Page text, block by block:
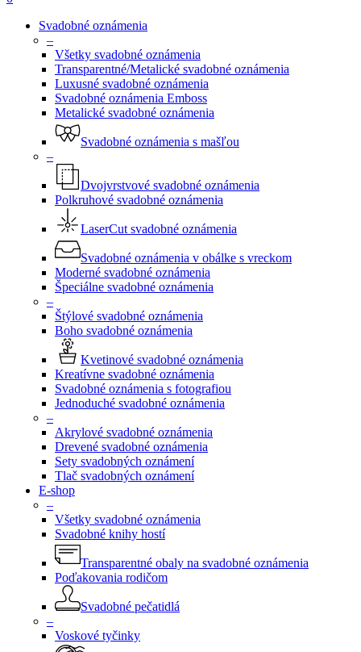
Svadobné oznámenia
–
Všetky svadobné oznámenia
Transparentné/Metalické svadobné oznámenia
Luxusné svadobné oznámenia
Svadobné oznámenia Emboss
Metalické svadobné oznámenia
Svadobné oznámenia s mašľou
–
Dvojvrstvové svadobné oznámenia
Polkruhové svadobné oznámenia
LaserCut svadobné oznámenia
Svadobné oznámenia v obálke s vreckom
Moderné svadobné oznámenia
Špeciálne svadobné oznámenia
–
Štýlové svadobné oznámenia
Boho svadobné oznámenia
Kvetinové svadobné oznámenia
Kreatívne svadobné oznámenia
Svadobné oznámenia s fotografiou
Jednoduché svadobné oznámenia
–
Akrylové svadobné oznámenia
Drevené svadobné oznámenia
Sety svadobných oznámení
Tlač svadobných oznámení
E-shop
–
Všetky svadobné oznámenia
Svadobné knihy hostí
Transparentné obaly na svadobné oznámenia
Poďakovania rodičom
Svadobné pečatidlá
–
Voskové tyčinky